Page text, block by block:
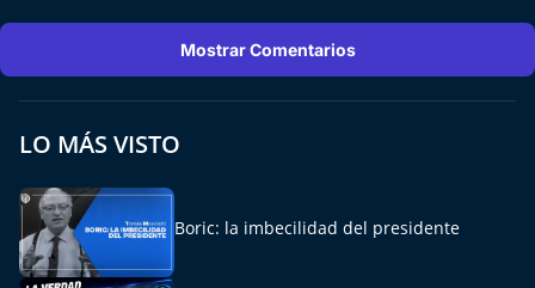
Agenda Propia
Chile, Historia de 30 años
Carrera a La Moneda
Aquí Estamos
Mostrar Comentarios
LO MÁS VISTO
Boric: la imbecilidad del presidente